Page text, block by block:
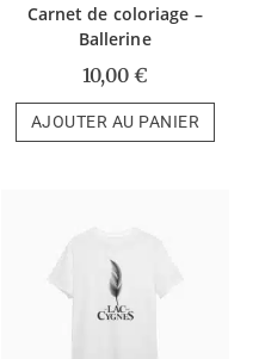
Carnet de coloriage –
Ballerine
10,00 €
AJOUTER AU PANIER